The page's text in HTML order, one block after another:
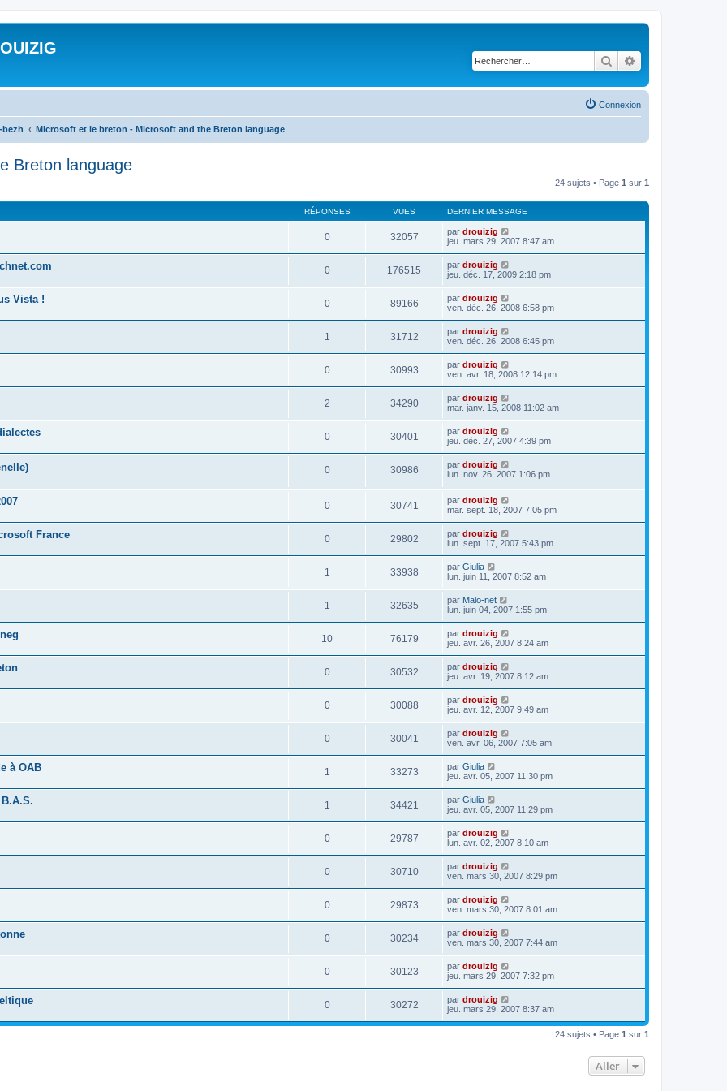
Rechercher
Connexion
bezh Microsoft et le breton - Microsoft and the Breton language
Breton language
24 sujets • Page 1 sur 1
RÉPONSES VUES DERNIER MESSAGE
0 32057 par drouizig
jeu. mars 29, 2007 8:47 am
0 176515 par drouizig
jeu. déc. 17, 2009 2:18 pm
Vista ! 0 89166 par drouizig
ven. déc. 26, 2008 6:58 pm
1 31712 par drouizig
ven. déc. 26, 2008 6:45 pm
0 30993 par drouizig
ven. avr. 18, 2008 12:14 pm
2 34290 par drouizig
mar. janv. 15, 2008 11:02 am
0 30401 par drouizig
jeu. déc. 27, 2007 4:39 pm
0 30986 par drouizig
lun. nov. 26, 2007 1:06 pm
0 30741 par drouizig
mar. sept. 18, 2007 7:05 pm
France 0 29802 par drouizig
lun. sept. 17, 2007 5:43 pm
1 33938 par Giulia
lun. juin 11, 2007 8:52 am
1 32635 par Malo-net
lun. juin 04, 2007 1:55 pm
10 76179 par drouizig
jeu. avr. 26, 2007 8:24 am
0 30532 par drouizig
jeu. avr. 19, 2007 8:12 am
0 30088 par drouizig
jeu. avr. 12, 2007 9:49 am
0 30041 par drouizig
ven. avr. 06, 2007 7:05 am
à OAB 1 33273 par Giulia
jeu. avr. 05, 2007 11:30 pm
1 34421 par Giulia
jeu. avr. 05, 2007 11:29 pm
0 29787 par drouizig
lun. avr. 02, 2007 8:10 am
0 30710 par drouizig
ven. mars 30, 2007 8:29 pm
0 29873 par drouizig
ven. mars 30, 2007 8:01 am
0 30234 par drouizig
ven. mars 30, 2007 7:44 am
0 30123 par drouizig
jeu. mars 29, 2007 7:32 pm
0 30272 par drouizig
jeu. mars 29, 2007 8:37 am
24 sujets • Page 1 sur 1
Aller